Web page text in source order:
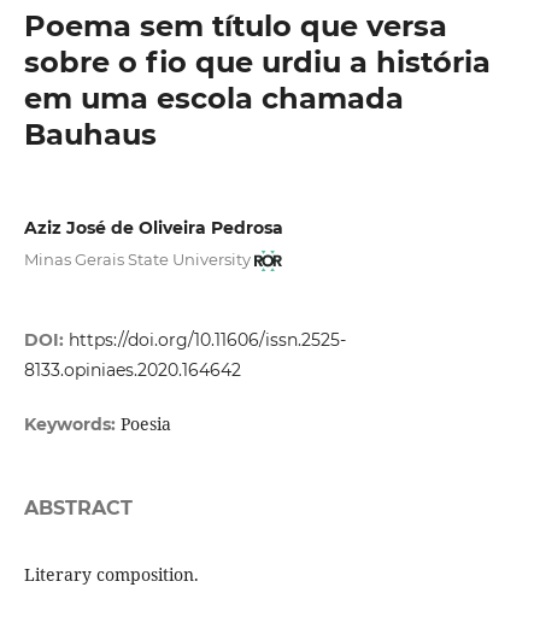
Poema sem título que versa
sobre o fio que urdiu a história
em uma escola chamada
Bauhaus
Aziz José de Oliveira Pedrosa
Minas Gerais State University
DOI: https://doi.org/10.11606/issn.2525-
8133.opiniaes.2020.164642
Keywords: Poesia
ABSTRACT
Literary composition.